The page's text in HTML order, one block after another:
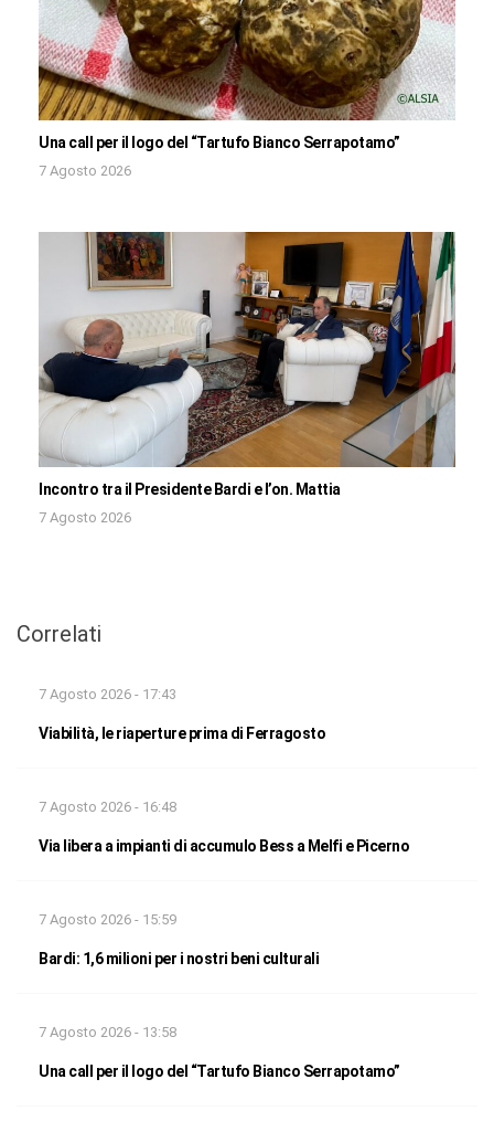
Una call per il logo del “Tartufo Bianco Serrapotamo”
7 Agosto 2026
Incontro tra il Presidente Bardi e l’on. Mattia
7 Agosto 2026
Correlati
7 Agosto 2026 - 17:43
Viabilità, le riaperture prima di Ferragosto
7 Agosto 2026 - 16:48
Via libera a impianti di accumulo Bess a Melfi e Picerno
7 Agosto 2026 - 15:59
Bardi: 1,6 milioni per i nostri beni culturali
7 Agosto 2026 - 13:58
Una call per il logo del “Tartufo Bianco Serrapotamo”